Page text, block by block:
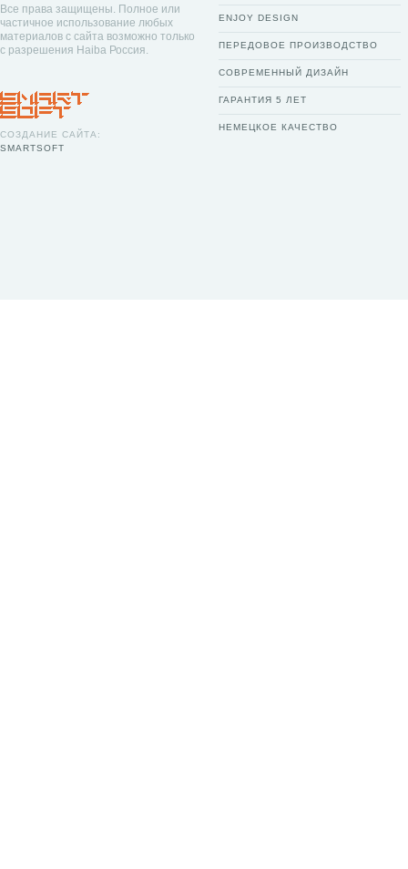
Все права защищены. Полное или
частичное использование любых
материалов с сайта возможно только
с разрешения Haiba Россия.
СОЗДАНИЕ САЙТА:
SMARTSOFT
ENJOY DESIGN
ПЕРЕДОВОЕ ПРОИЗВОДСТВО
СОВРЕМЕННЫЙ ДИЗАЙН
ГАРАНТИЯ 5 ЛЕТ
НЕМЕЦКОЕ КАЧЕСТВО